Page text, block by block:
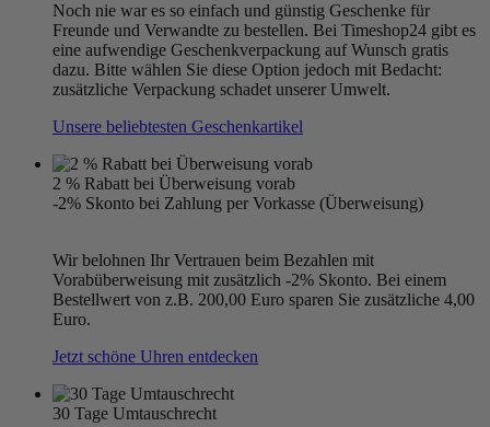
Noch nie war es so einfach und günstig Geschenke für
Freunde und Verwandte zu bestellen. Bei Timeshop24 gibt es
eine aufwendige Geschenkverpackung auf Wunsch gratis
dazu. Bitte wählen Sie diese Option jedoch mit Bedacht:
zusätzliche Verpackung schadet unserer Umwelt.
Unsere beliebtesten Geschenkartikel
2 % Rabatt bei Überweisung vorab
-2% Skonto bei Zahlung per Vorkasse (Überweisung)
Wir belohnen Ihr Vertrauen beim Bezahlen mit
Vorabüberweisung mit zusätzlich -2% Skonto. Bei einem
Bestellwert von z.B. 200,00 Euro sparen Sie zusätzliche 4,00
Euro.
Jetzt schöne Uhren entdecken
30 Tage Umtauschrecht